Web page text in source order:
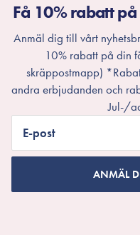
Få 10% rabatt
Anmäl dig till vårt
10% rabatt på din
skräppostmapp)
andra erbjudanden och
Jul-/
E-post
ANMÄL